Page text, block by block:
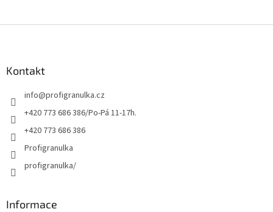
Kontakt
info@profigranulka.cz
+420 773 686 386/Po-Pá 11-17h.
+420 773 686 386
Profigranulka
profigranulka/
Informace